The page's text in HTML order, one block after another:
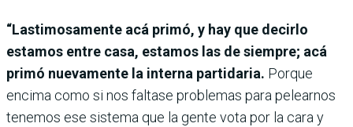
“Lastimosamente acá primó, y hay que decirlo
estamos entre casa, estamos las de siempre; acá
primó nuevamente la interna partidaria. Porque
encima como si nos faltase problemas para pelearnos
tenemos ese sistema que la gente vota por la cara y